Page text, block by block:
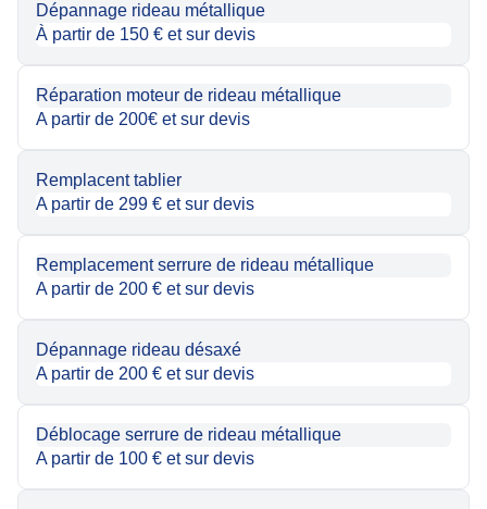
Dépannage rideau métallique
À partir de 150 € et sur devis
Réparation moteur de rideau métallique
A partir de 200€ et sur devis
Remplacent tablier
A partir de 299 € et sur devis
Remplacement serrure de rideau métallique
A partir de 200 € et sur devis
Dépannage rideau désaxé
A partir de 200 € et sur devis
Déblocage serrure de rideau métallique
A partir de 100 € et sur devis